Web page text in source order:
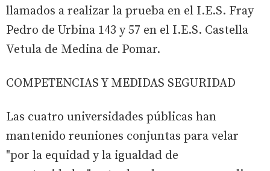
llamados a realizar la prueba en el I.E.S. Fray
Pedro de Urbina 143 y 57 en el I.E.S. Castella
Vetula de Medina de Pomar.
COMPETENCIAS Y MEDIDAS SEGURIDAD
Las cuatro universidades públicas han
mantenido reuniones conjuntas para velar
"por la equidad y la igualdad de